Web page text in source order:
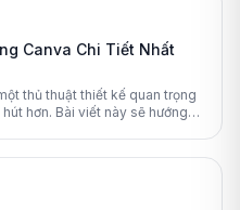
Canva Chi Tiết Nhất
thủ thuật thiết kế quan trọng
hơn. Bài viết này sẽ hướng